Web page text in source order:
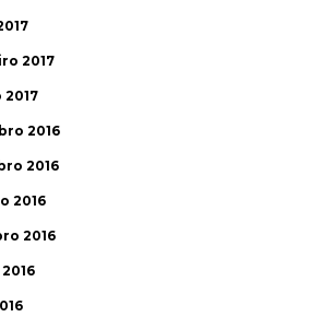
2017
2016
2016
2016
2016